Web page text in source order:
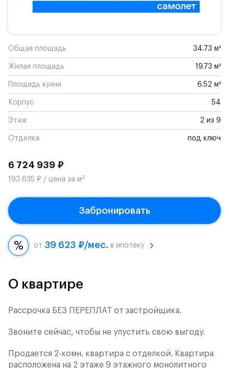
Общая площадь 34.73 м²
Жилая площадь 19.73 м²
Площадь кухни 6.52 м²
Корпус 54
Этаж 2 из 9
Отделка под ключ
6 724 939 ₽
193 635 ₽ / цена за м2
Забронировать
от 39 623 ₽/мес. в ипотеку
О квартире
Рассрочка БЕЗ ПЕРЕПЛАТ от застройщика.
Звоните сейчас, чтобы не упустить свою выгоду.
Продается 2-комн. квартира с отделкой. Квартира
расположена на 2 этаже 9 этажного монолитного